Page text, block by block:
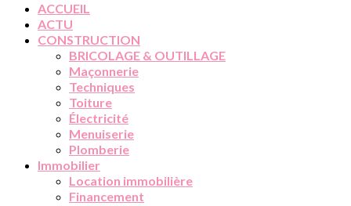
ACCUEIL
ACTU
CONSTRUCTION
BRICOLAGE & OUTILLAGE
Maçonnerie
Techniques
Toiture
Électricité
Menuiserie
Plomberie
Immobilier
Location immobilière
Financement